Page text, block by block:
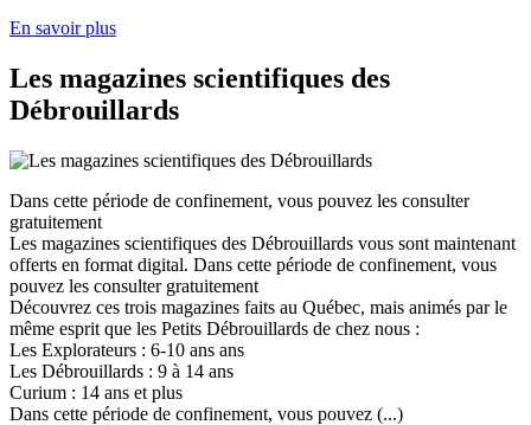
En savoir plus
Les magazines scientifiques des
Débrouillards
Dans cette période de confinement, vous pouvez les consulter
gratuitement
Les magazines scientifiques des Débrouillards vous sont maintenant
offerts en format digital. Dans cette période de confinement, vous
pouvez les consulter gratuitement
Découvrez ces trois magazines faits au Québec, mais animés par le
même esprit que les Petits Débrouillards de chez nous :
Les Explorateurs : 6-10 ans ans
Les Débrouillards : 9 à 14 ans
Curium : 14 ans et plus
Dans cette période de confinement, vous pouvez (...)